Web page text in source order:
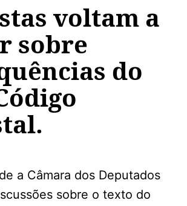
voltam a
sobre
do
a Câmara dos Deputados
sobre o texto do